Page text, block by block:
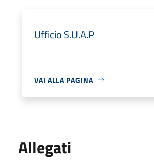
Ufficio S.U.A.P
VAI ALLA PAGINA
Allegati